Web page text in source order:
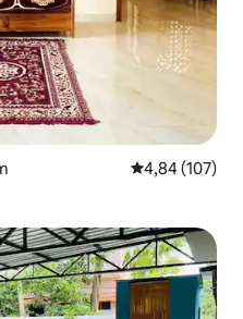
Évaluation
4,84 (107)